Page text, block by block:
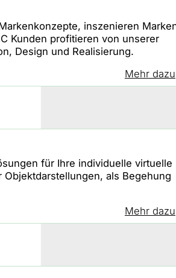
inszenieren
Kunden profitieren von unserer
Design und Realisierung.
Mehr dazu
für Ihre individuelle virtuelle
als Begehung
Mehr dazu